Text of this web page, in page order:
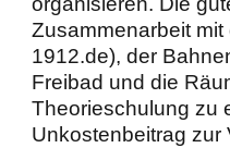
Zusammenarbeit
1912.de), der
Freibad und die
Theorieschulung zu
Unkostenbeitrag zur